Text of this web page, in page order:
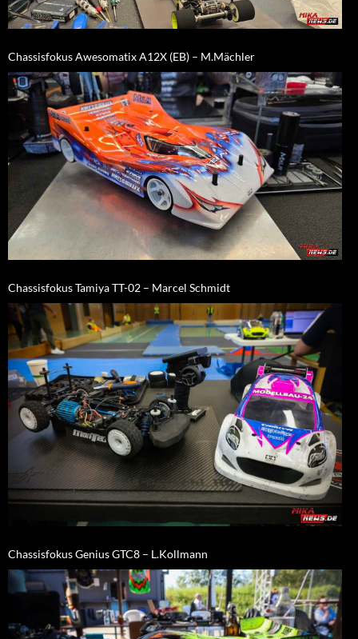
Chassisfokus Awesomatix A12X (EB) – M.Mächler
Chassisfokus Tamiya TT-02 – Marcel Schmidt
Chassisfokus Genius GTC8 – L.Kollmann